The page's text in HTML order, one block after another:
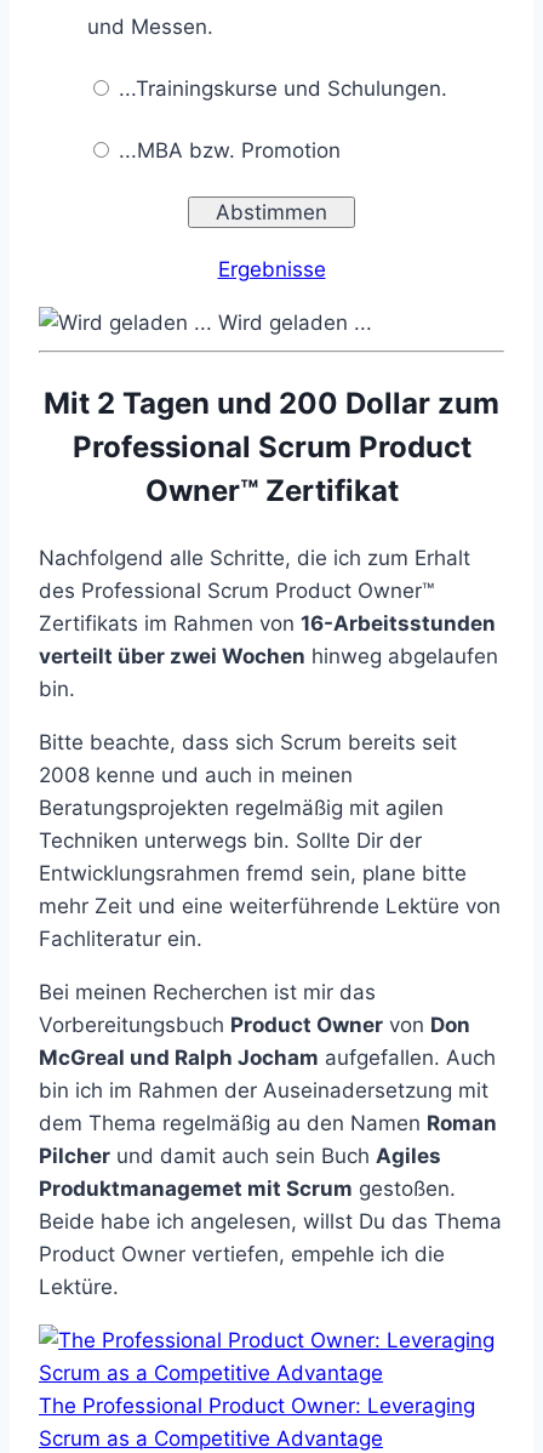
und Messen.
...Trainingskurse und Schulungen.
...MBA bzw. Promotion
Ergebnisse
Wird geladen ...
Mit 2 Tagen und 200 Dollar zum
Professional Scrum Product
Owner™ Zertifikat
Nachfolgend alle Schritte, die ich zum Erhalt
des Professional Scrum Product Owner™
Zertifikats im Rahmen von 16-Arbeitsstunden
verteilt über zwei Wochen hinweg abgelaufen
bin.
Bitte beachte, dass sich Scrum bereits seit
2008 kenne und auch in meinen
Beratungsprojekten regelmäßig mit agilen
Techniken unterwegs bin. Sollte Dir der
Entwicklungsrahmen fremd sein, plane bitte
mehr Zeit und eine weiterführende Lektüre von
Fachliteratur ein.
Bei meinen Recherchen ist mir das
Vorbereitungsbuch Product Owner von Don
McGreal und Ralph Jocham aufgefallen. Auch
bin ich im Rahmen der Auseinadersetzung mit
dem Thema regelmäßig au den Namen Roman
Pilcher und damit auch sein Buch Agiles
Produktmanagemet mit Scrum gestoßen.
Beide habe ich angelesen, willst Du das Thema
Product Owner vertiefen, empehle ich die
Lektüre.
The Professional Product Owner: Leveraging
Scrum as a Competitive Advantage